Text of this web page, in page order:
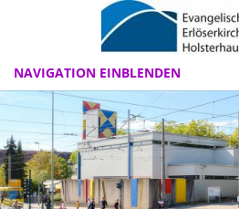
NAVIGATION EINBLENDEN